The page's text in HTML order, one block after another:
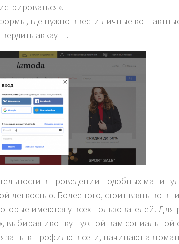
где нужно ввести личные
аккаунт.
в проведении подобных
легкостью. Более того, стоит взять во
имеются у всех пользователей. Для
выбирая иконку нужной вам социальной
к профилю в сети, начинают